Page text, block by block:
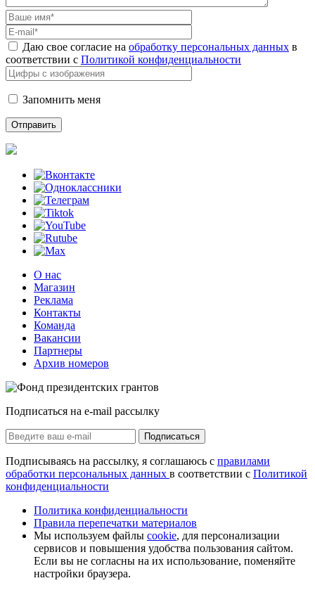
Даю свое согласие на обработку персональных данных в
соответствии с Политикой конфиденциальности
Запомнить меня
О нас
Магазин
Реклама
Контакты
Команда
Вакансии
Партнеры
Архив номеров
Подписаться на e-mail рассылку
Подписаться
Подписываясь на рассылку, я соглашаюсь с правилами
обработки персональных данных в соответствии с Политикой
конфиденциальности
Политика конфиденциальности
Правила перепечатки материалов
Мы используем файлы cookie, для персонализации
сервисов и повышения удобства пользования сайтом.
Если вы не согласны на их использование, поменяйте
настройки браузера.